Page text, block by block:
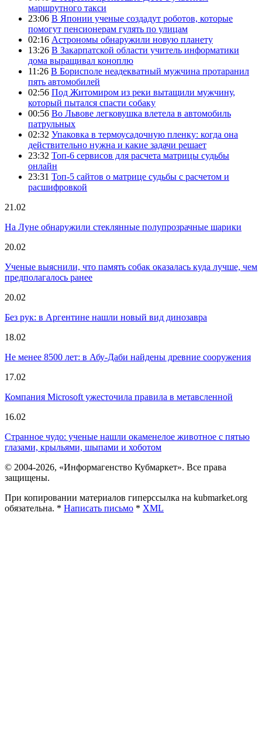
маршрутного такси
23:06 В Японии ученые создадут роботов, которые
помогут пенсионерам гулять по улицам
02:16 Астрономы обнаружили новую планету
13:26 В Закарпатской области учитель информатики
дома выращивал коноплю
11:26 В Борисполе неадекватный мужчина протаранил
пять автомобилей
02:56 Под Житомиром из реки вытащили мужчину,
который пытался спасти собаку
00:56 Во Львове легковушка влетела в автомобиль
патрульных
02:32 Упаковка в термоусадочную пленку: когда она
действительно нужна и какие задачи решает
23:32 Топ-6 сервисов для расчета матрицы судьбы
онлайн
23:31 Топ-5 сайтов о матрице судьбы с расчетом и
расшифровкой
21.02
На Луне обнаружили стеклянные полупрозрачные шарики
20.02
Ученые выяснили, что память собак оказалась куда лучше, чем
предполагалось ранее
20.02
Без рук: в Аргентине нашли новый вид динозавра
18.02
Не менее 8500 лет: в Абу-Даби найдены древние сооружения
17.02
Компания Microsoft ужесточила правила в метавсленной
16.02
Странное чудо: ученые нашли окаменелое животное с пятью
глазами, крыльями, шыпами и хоботом
© 2004-2026, «Информагенство Кубмаркет». Все права
защищены.
При копировании материалов гиперссылка на kubmarket.org
обязательна. * Написать письмо * XML